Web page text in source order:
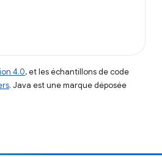
4.0, et les échantillons de code
. Java est une marque déposée